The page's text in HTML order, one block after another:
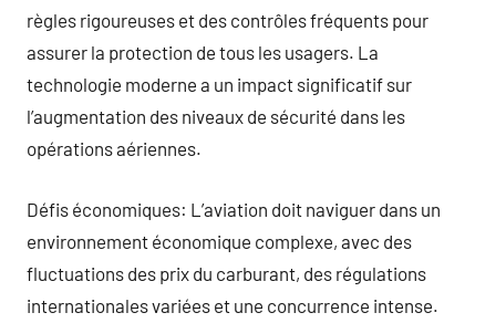
règles rigoureuses et des contrôles fréquents pour
assurer la protection de tous les usagers. La
technologie moderne a un impact significatif sur
l’augmentation des niveaux de sécurité dans les
opérations aériennes.
Défis économiques: L’aviation doit naviguer dans un
environnement économique complexe, avec des
fluctuations des prix du carburant, des régulations
internationales variées et une concurrence intense.